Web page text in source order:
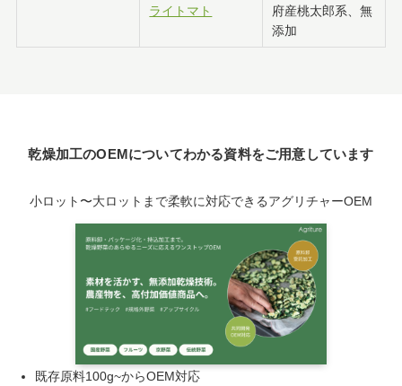
ライトマト
府産桃太郎系、無
添加
乾燥加工のOEMについてわかる資料をご用意しています
小ロット〜大ロットまで柔軟に対応できるアグリチャーOEM
既存原料100g~からOEM対応